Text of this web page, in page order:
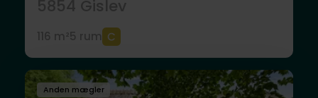
Anden mægler